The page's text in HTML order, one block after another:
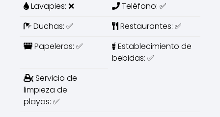
Lavapies: ❌
Teléfono: ✅
Duchas: ✅
Restaurantes: ✅
Papeleras: ✅
Establecimiento de
bebidas: ✅
Servicio de
limpieza de
playas: ✅